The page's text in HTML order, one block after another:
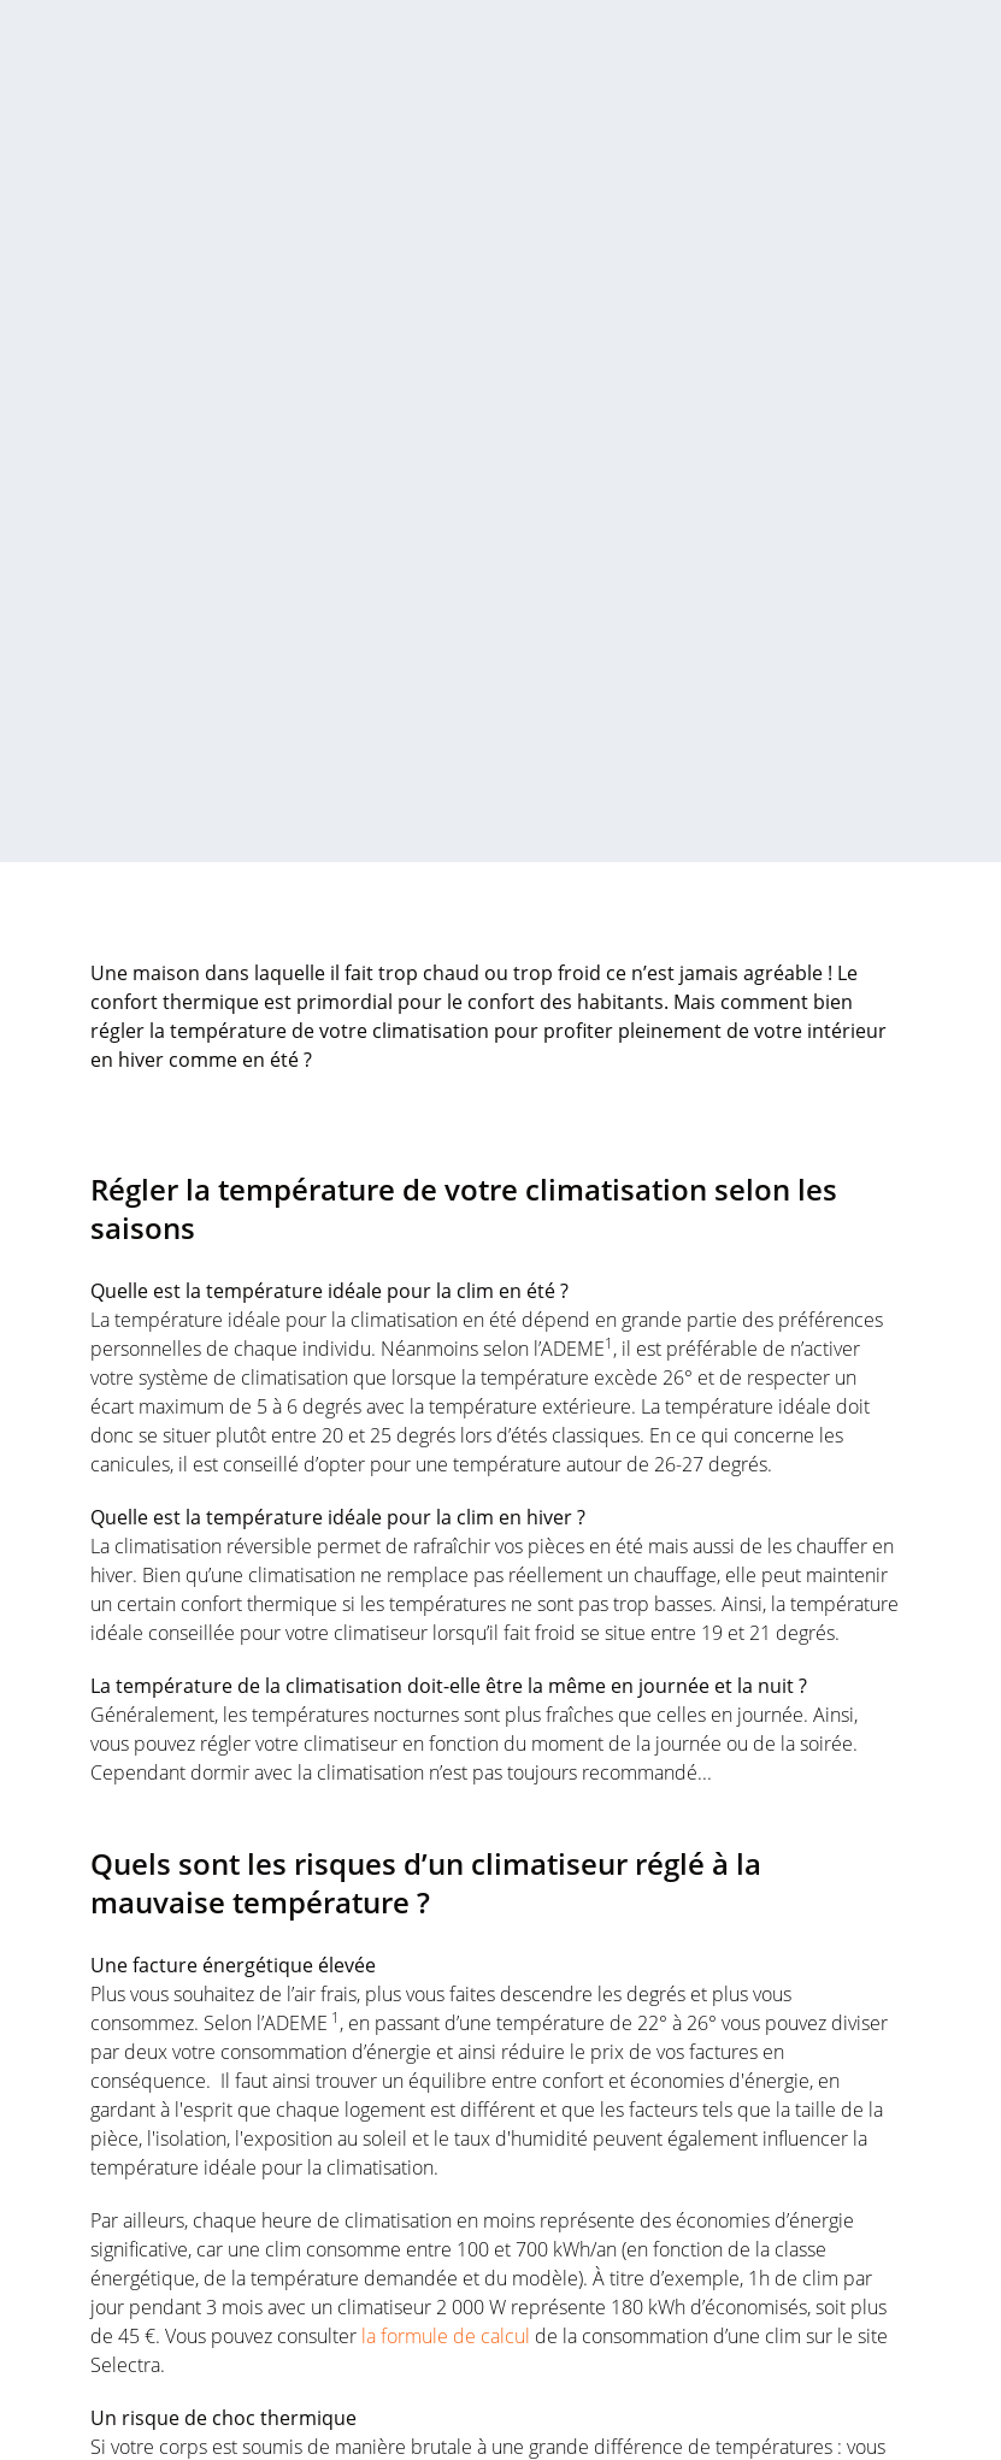
Une maison dans laquelle il fait trop chaud ou trop froid ce n’est jamais agréable ! Le
confort thermique est primordial pour le confort des habitants. Mais comment bien
régler la température de votre climatisation pour profiter pleinement de votre intérieur
en hiver comme en été ?
Régler la température de votre climatisation selon les
saisons
Quelle est la température idéale pour la clim en été ?
La température idéale pour la climatisation en été dépend en grande partie des préférences
personnelles de chaque individu. Néanmoins selon l’ADEME1 , il est préférable de n’activer
votre système de climatisation que lorsque la température excède 26° et de respecter un
écart maximum de 5 à 6 degrés avec la température extérieure. La température idéale doit
donc se situer plutôt entre 20 et 25 degrés lors d’étés classiques. En ce qui concerne les
canicules, il est conseillé d’opter pour une température autour de 26-27 degrés.
Quelle est la température idéale pour la clim en hiver ?
La climatisation réversible permet de rafraîchir vos pièces en été mais aussi de les chauffer en
hiver. Bien qu’une climatisation ne remplace pas réellement un chauffage, elle peut maintenir
un certain confort thermique si les températures ne sont pas trop basses. Ainsi, la température
idéale conseillée pour votre climatiseur lorsqu’il fait froid se situe entre 19 et 21 degrés.
La température de la climatisation doit-elle être la même en journée et la nuit ?
Généralement, les températures nocturnes sont plus fraîches que celles en journée. Ainsi,
vous pouvez régler votre climatiseur en fonction du moment de la journée ou de la soirée.
Cependant dormir avec la climatisation n’est pas toujours recommandé...
Quels sont les risques d’un climatiseur réglé à la
mauvaise température ?
Une facture énergétique élevée
Plus vous souhaitez de l’air frais, plus vous faites descendre les degrés et plus vous
consommez. Selon l’ADEME 1 , en passant d’une température de 22° à 26° vous pouvez diviser
par deux votre consommation d’énergie et ainsi réduire le prix de vos factures en
conséquence. Il faut ainsi trouver un équilibre entre confort et économies d'énergie, en
gardant à l'esprit que chaque logement est différent et que les facteurs tels que la taille de la
pièce, l'isolation, l'exposition au soleil et le taux d'humidité peuvent également influencer la
température idéale pour la climatisation.
Par ailleurs, chaque heure de climatisation en moins représente des économies d’énergie
significative, car une clim consomme entre 100 et 700 kWh/an (en fonction de la classe
énergétique, de la température demandée et du modèle). À titre d’exemple, 1h de clim par
jour pendant 3 mois avec un climatiseur 2 000 W représente 180 kWh d’économisés, soit plus
de 45 €. Vous pouvez consulter la formule de calcul de la consommation d’une clim sur le site
Selectra.
Un risque de choc thermique
Si votre corps est soumis de manière brutale à une grande différence de températures : vous